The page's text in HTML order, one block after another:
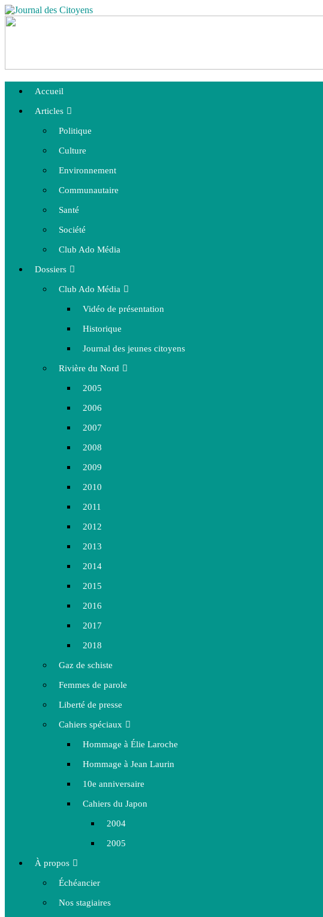
Accueil
Articles
Politique
Culture
Environnement
Communautaire
Santé
Société
Club Ado Média
Dossiers
Club Ado Média
Vidéo de présentation
Historique
Journal des jeunes citoyens
Rivière du Nord
2005
2006
2007
2008
2009
2010
2011
2012
2013
2014
2015
2016
2017
2018
Gaz de schiste
Femmes de parole
Liberté de presse
Cahiers spéciaux
Hommage à Élie Laroche
Hommage à Jean Laurin
10e anniversaire
Cahiers du Japon
2004
2005
À propos
Échéancier
Nos stagiaires